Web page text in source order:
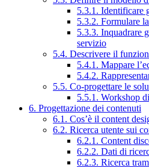
5.3.1. Identificare
5.3.2. Formulare
5.3.3. Inquadrare
servizio
5.4. Descrivere il
5.4.1. Mappare
5.4.2.
5.5. Co-progettare le
5.5.1. Workshop
6. Progettazione dei contenuti
6.1. Cos’è il content
6.2. Ricerca utente sui
6.2.1. Content
6.2.2. Dati di
6.2.3. Ricerca